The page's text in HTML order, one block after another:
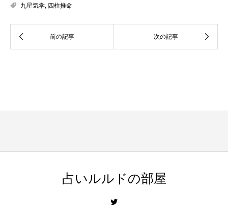
九星気学, 四柱推命
占いルルドの部屋